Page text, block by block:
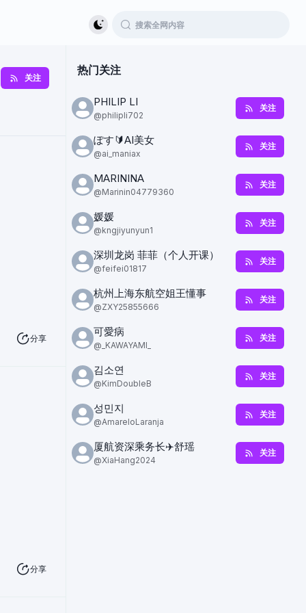
关注
分享
分享
热门关注
PHILIP LI
@philipli702
关注
ぽす🔰AI美女
@ai_maniax
关注
MARININA
@Marinin04779360
关注
媛媛
@kngjiyunyun1
关注
深圳龙岗 菲菲（个人开课）
@feifei01817
关注
杭州上海东航空姐王懂事
@ZXY25855666
关注
可愛病
@ _KAWAYAMI_
关注
김소연
@KimDoubleB
关注
성민지
@AmareloLaranja
关注
厦航资深乘务长✈️舒瑶
@XiaHang2024
关注